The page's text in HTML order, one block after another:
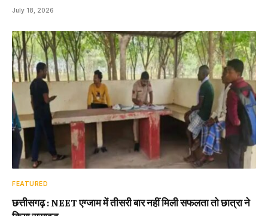
July 18, 2026
FEATURED
छत्तीसगढ़ : NEET एग्जाम में तीसरी बार नहीं मिली सफलता तो छात्रा ने